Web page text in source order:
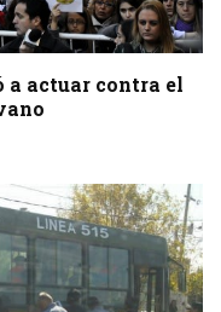
a actuar contra el